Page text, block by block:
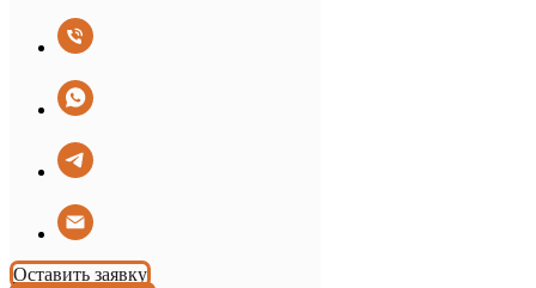
Оставить заявку